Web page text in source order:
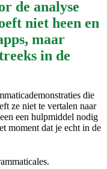
de analyse
niet heen en
maar
in de
die
ze niet te vertalen naar
een hulpmiddel nodig
moment dat je echt in de